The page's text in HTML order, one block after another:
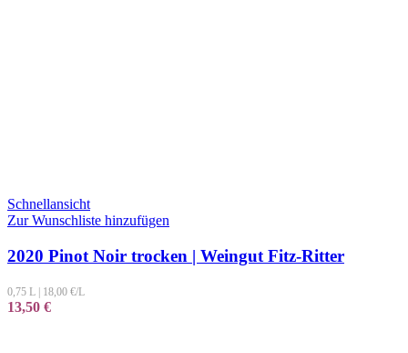
Schnellansicht
Zur Wunschliste hinzufügen
2020 Pinot Noir trocken | Weingut Fitz-Ritter
0,75 L 18,00 €/L
13,50 €